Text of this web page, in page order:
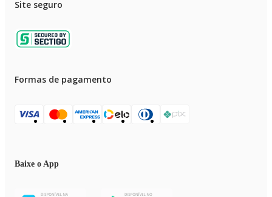
Site seguro
Formas de pagamento
Baixe o App